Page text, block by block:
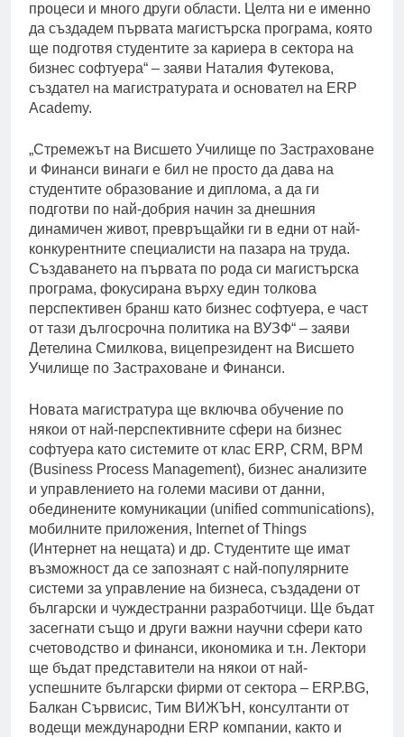
процеси и много други области. Целта ни е именно
да създадем първата магистърска програма, която
ще подготвя студентите за кариера в сектора на
бизнес софтуера“ – заяви Наталия Футекова,
създател на магистратурата и основател на ERP
Academy.
„Стремежът на Висшето Училище по Застраховане
и Финанси винаги е бил не просто да дава на
студентите образование и диплома, а да ги
подготви по най-добрия начин за днешния
динамичен живот, превръщайки ги в едни от най-
конкурентните специалисти на пазара на труда.
Създаването на първата по рода си магистърска
програма, фокусирана върху един толкова
перспективен бранш като бизнес софтуера, е част
от тази дългосрочна политика на ВУЗФ“ – заяви
Детелина Смилкова, вицепрезидент на Висшето
Училище по Застраховане и Финанси.
Новата магистратура ще включва обучение по
някои от най-перспективните сфери на бизнес
софтуера като системите от клас ERP, CRM, BPM
(Business Process Management), бизнес анализите
и управлението на големи масиви от данни,
обединените комуникации (unified communications),
мобилните приложения, Internet of Things
(Интернет на нещата) и др. Студентите ще имат
възможност да се запознаят с най-популярните
системи за управление на бизнеса, създадени от
български и чуждестранни разработчици. Ще бъдат
засегнати също и други важни научни сфери като
счетоводство и финанси, икономика и т.н. Лектори
ще бъдат представители на някои от най-
успешните български фирми от сектора – ERP.BG,
Балкан Сървисис, Тим ВИЖЪН, консултанти от
водещи международни ERP компании, както и